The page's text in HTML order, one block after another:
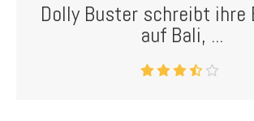
Dolly Buster schreibt ihre
auf Bali, ...